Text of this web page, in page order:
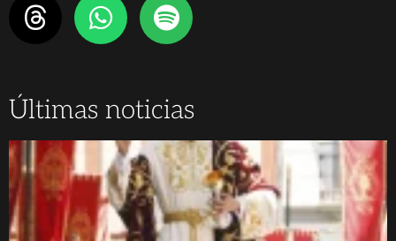
Últimas noticias